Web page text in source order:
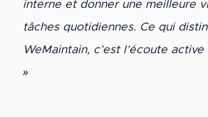
interne et donner une meilleure
tâches quotidiennes. Ce qui
WeMaintain, c’est l’écoute
»